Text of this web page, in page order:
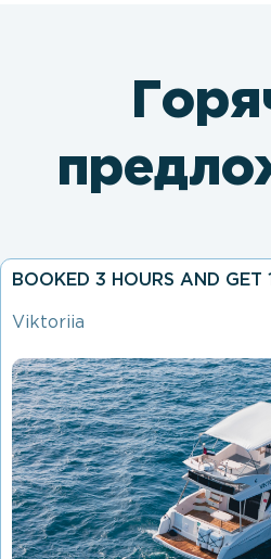
BOOKED 3 HOURS AND GET
Viktoriia